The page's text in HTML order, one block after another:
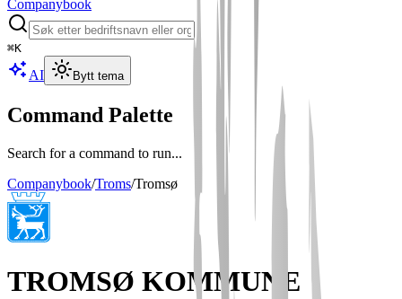
Companybook
⌘K
AI Bytt tema
Command Palette
Search for a command to run...
Companybook/Troms/Tromsø
TROMSØ KOMMUNE